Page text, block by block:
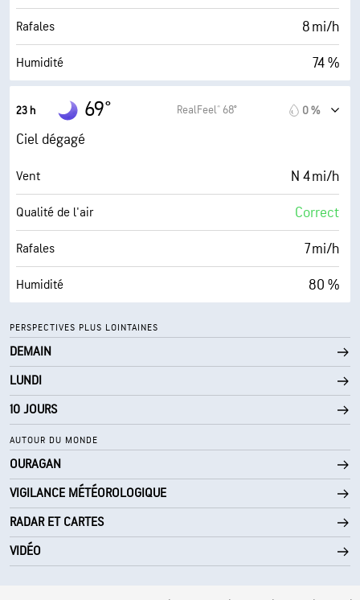
Plafond nuageux 30000 pi
Rafales 8 mi/h
Humidité 74 %
Point de rosée
AccuLumen Brightness Index™
Couverture nuageuse 3 %
Visibilité 10 mi
Plafond nuageux 30000 pi
23 h 69° RealFeel® 68° 0 %
Ciel dégagé
Vent N 4 mi/h
Qualité de l'air Correct
Rafales 7 mi/h
Humidité 80 %
AccuLumen Brightness Index™ 0 (Sombre)
Couverture nuageuse 2 %
Visibilité 10 mi
Plafond nuageux 30000 pi
PERSPECTIVES PLUS LOINTAINES
DEMAIN
LUNDI
10 JOURS
AUTOUR DU MONDE
OURAGAN
VIGILANCE MÉTÉOROLOGIQUE
RADAR ET CARTES
VIDÉO